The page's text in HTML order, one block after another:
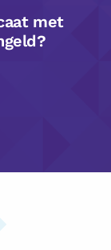
met